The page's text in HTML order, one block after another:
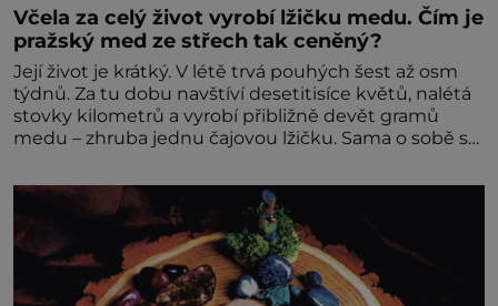
Včela za celý život vyrobí lžičku medu. Čím je
pražský med ze střech tak ceněný?
Její život je krátký. V létě trvá pouhých šest až osm
týdnů. Za tu dobu navštíví desetitisíce květů, nalétá
stovky kilometrů a vyrobí přibližně devět gramů
medu – zhruba jednu čajovou lžičku. Sama o sobě se
dalšími desítkami tisíc příslušnic svého včelstva,
vznikne jeden z nejdokonalejších organismů